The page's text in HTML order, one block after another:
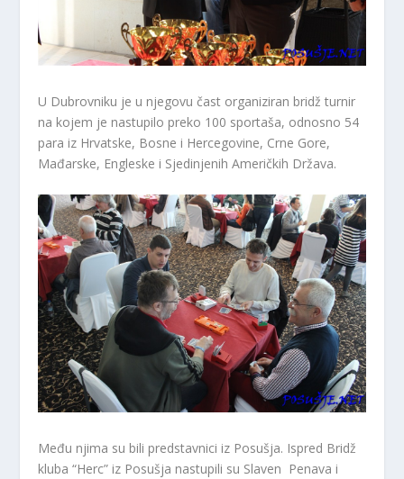
U Dubrovniku je u njegovu čast organiziran bridž turnir
na kojem je nastupilo preko 100 sportaša, odnosno 54
para iz Hrvatske, Bosne i Hercegovine, Crne Gore,
Mađarske, Engleske i Sjedinjenih Američkih Država.
Među njima su bili predstavnici iz Posušja. Ispred Bridž
kluba “Herc” iz Posušja nastupili su Slaven Penava i